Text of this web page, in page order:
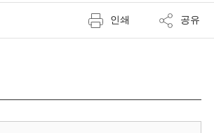
인쇄 공유